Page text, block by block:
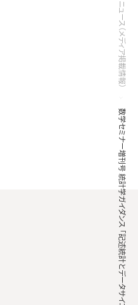
ニュース（メディア掲載情報）